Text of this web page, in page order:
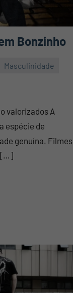
Bonzinho
Masculinidade
valorizados A
espécie de
genuína.
[…]